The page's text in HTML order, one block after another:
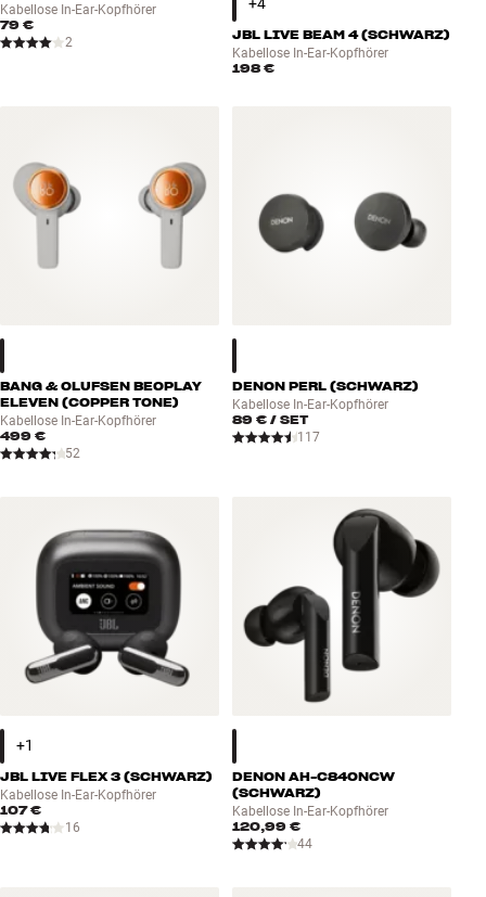
Kabellose In-Ear-Kopfhörer
79 €
2 JBL LIVE BEAM 4 (SCHWARZ)
Kabellose In-Ear-Kopfhörer
198 €
BANG & OLUFSEN BEOPLAY
ELEVEN (COPPER TONE)
Kabellose In-Ear-Kopfhörer
499 €
52
DENON PERL (SCHWARZ)
Kabellose In-Ear-Kopfhörer
89 € / SET
117
JBL LIVE FLEX 3 (SCHWARZ)
Kabellose In-Ear-Kopfhörer
107 €
16
DENON AH-C840NCW
(SCHWARZ)
Kabellose In-Ear-Kopfhörer
120,99 €
44